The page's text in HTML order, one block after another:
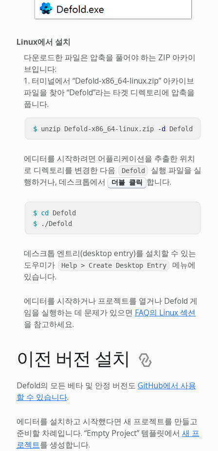
Linux에서 설치
다운로드한 파일은 압축을 풀어야 하는 ZIP 아카이
브입니다:
터미널에서 “Defold-x86_64-linux.zip” 아카이브
파일을 찾아 “Defold”라는 타겟 디렉토리에 압축을
풉니다.
$ unzip Defold-x86_64-linux.zip -d
에디터를 시작하려면 어플리케이션을 추출한 위치
로 디렉토리를 변경한 다음
Defold
실행 파일을 실
행하거나, 데스크톱에서 더블 클릭 합니다.
$ cd
$
데스크톱 엔트리(desktop entry)를 설치할 수 있는
도우미가
Help > Create Desktop Entry
메뉴에
있습니다.
에디터를 시작하거나 프로젝트를 열거나 Defold 게
임을 실행하는 데 문제가 있으면 FAQ의 Linux 섹션
을 참고하세요.
이전 버전 설치
Defold의 모든 베타 및 안정 버전도 GitHub에서 사용
할 수 있습니다.
에디터를 설치하고 시작했다면 새 프로젝트를 만들고
준비할 차례입니다. “Empty Project” 템플릿에서 새 프
로젝트를 생성합니다.